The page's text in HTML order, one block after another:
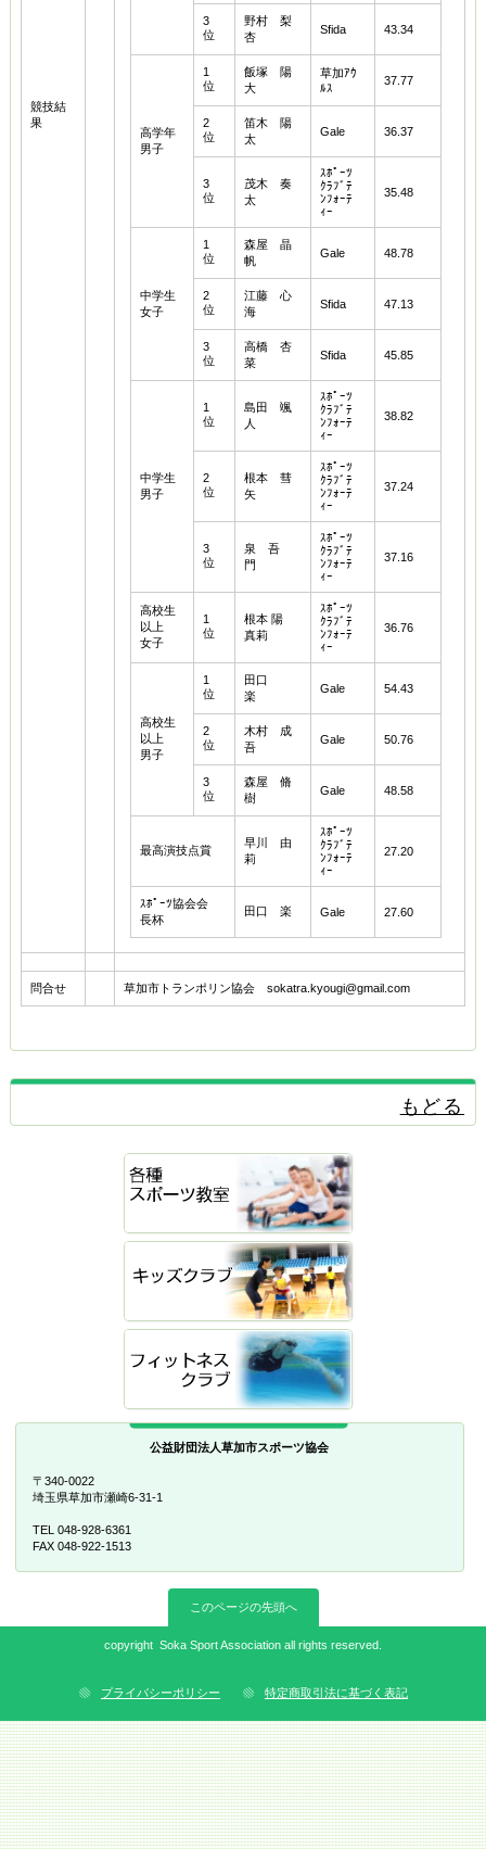
競技結
果
3
位
野村 梨
杏
Sfida 43.34
高学年
男子
1
位
飯塚 陽
大
草加ｱｳ
ﾙｽ
37.77
2
位
笛木 陽
太
Gale 36.37
3
位
茂木 奏
太
ｽﾎﾟｰﾂ
ｸﾗﾌﾞﾃ
ﾝﾌｫｰﾃ
ｨｰ
35.48
中学生
女子
1
位
森屋 晶
帆
Gale 48.78
2
位
江藤 心
海
Sfida 47.13
3
位
高橋 杏
菜
Sfida 45.85
中学生
男子
1
位
島田 颯
人
ｽﾎﾟｰﾂ
ｸﾗﾌﾞﾃ
ﾝﾌｫｰﾃ
ｨｰ
38.82
2
位
根本 彗
矢
ｽﾎﾟｰﾂ
ｸﾗﾌﾞﾃ
ﾝﾌｫｰﾃ
ｨｰ
37.24
3
位
泉 吾
門
ｽﾎﾟｰﾂ
ｸﾗﾌﾞﾃ
ﾝﾌｫｰﾃ
ｨｰ
37.16
高校生
以上
女子
1
位
根本 陽
真莉
ｽﾎﾟｰﾂ
ｸﾗﾌﾞﾃ
ﾝﾌｫｰﾃ
ｨｰ
36.76
高校生
以上
男子
1
位
田口
楽
Gale 54.43
2
位
木村 成
吾
Gale 50.76
3
位
森屋 脩
樹
Gale 48.58
最高演技点賞
早川 由
莉
ｽﾎﾟｰﾂ
ｸﾗﾌﾞﾃ
ﾝﾌｫｰﾃ
ｨｰ
27.20
ｽﾎﾟｰﾂ協会会
長杯
田口 楽 Gale 27.60
問合せ 草加市トランポリン協会 sokatra.kyougi@gmail.com
もどる
このページの先頭へ
公益財団法人草加市スポーツ協会
〒340-0022
埼玉県草加市瀬崎6-31-1
TEL 048-928-6361
FAX 048-922-1513
copyright Soka Sport Association all rights reserved.
プライバシーポリシー 特定商取引法に基づく表記